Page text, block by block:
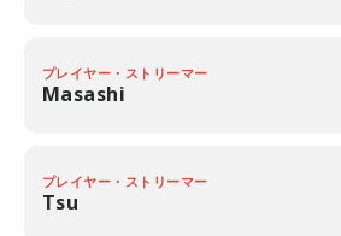
プレイヤー・ストリーマー
Masashi
プレイヤー・ストリーマー
Tsu